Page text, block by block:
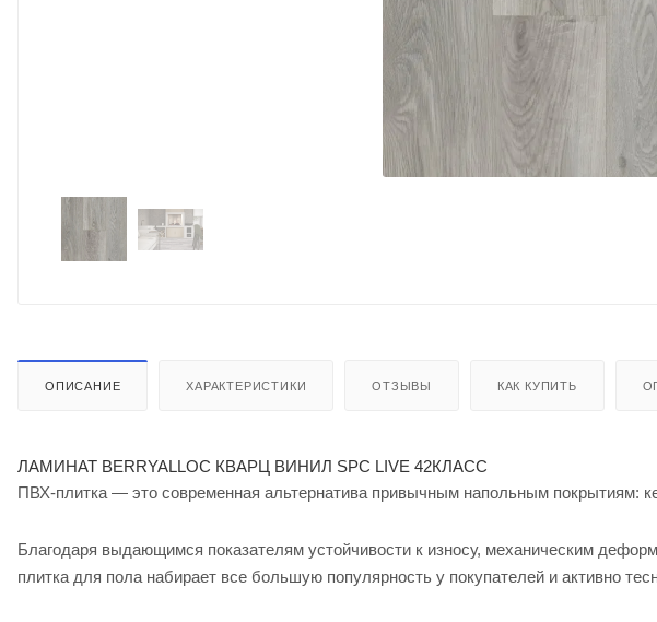
ОПИСАНИЕ ХАРАКТЕРИСТИКИ ОТЗЫВЫ КАК КУПИТЬ
ЛАМИНАТ BERRYALLOC КВАРЦ ВИНИЛ SPC LIVE 42КЛАСС
ПВХ-плитка — это современная альтернатива привычным напольным покрытиям:
Благодаря выдающимся показателям устойчивости к износу, механическим
плитка для пола набирает все большую популярность у покупателей и активно